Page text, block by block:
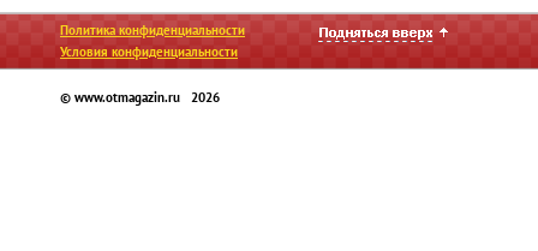
Политика конфиденциальности
Условия конфиденциальности
© www.otmagazin.ru 2026